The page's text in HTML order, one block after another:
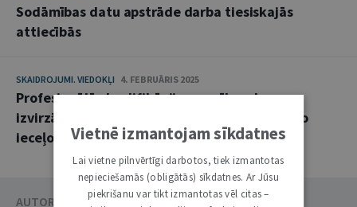
Sodāmības datu apstrāde darba tiesiskajās
attiecībās
SKAIDROJUMI. VIEDOKĻI 4. FEBRUĀRIS 2025
Profesionālās kvalifikācijas prasības, kas
izvirzāmas datu aizsardzības speciālistam, to
ieceļot amatā
AUTORU KATALOGS
Vietnē izmantojam sīkdatnes
Lai vietne pilnvērtīgi darbotos, tiek izmantotas
nepieciešamās (obligātās) sīkdatnes. Ar Jūsu
piekrišanu var tikt izmantotas vēl citas –